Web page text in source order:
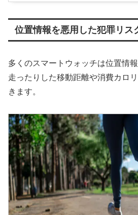
位置情報を悪用した犯罪リス
多くのスマートウォッチは位置情
走ったりした移動距離や消費カロ
きます。